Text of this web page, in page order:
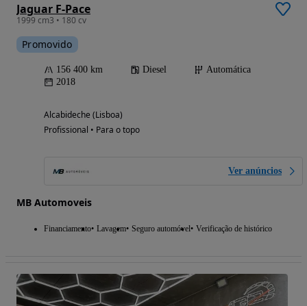
Jaguar F-Pace
1999 cm3 • 180 cv
Promovido
156 400 km Diesel
Automática
2018
Alcabideche (Lisboa)
Profissional • Para o topo
Ver anúncios
MB Automoveis
Financiamento Lavagem Seguro automóvel Verificação de histórico